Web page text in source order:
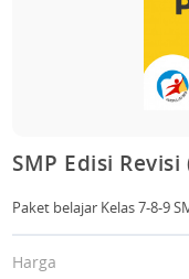
SMP Edisi
Paket belajar Kelas 7-8-9
Harga